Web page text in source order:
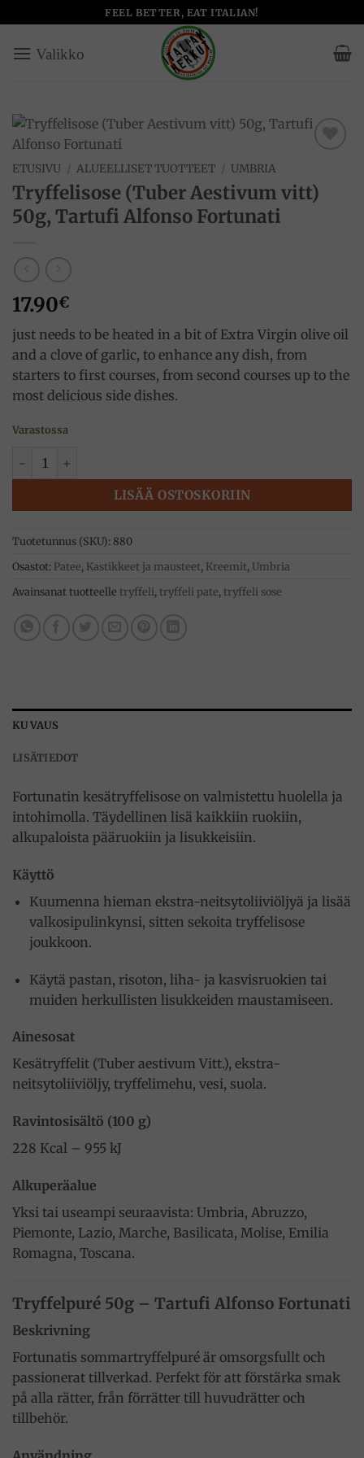
to
content
FEEL BETTER, EAT ITALIAN!
ETUSIVU / ALUEELLISET TUOTTEET / UMBRIA
Tryffelisose (Tuber Aestivum vitt)
50g, Tartufi Alfonso Fortunati
17.90€
just needs to be heated in a bit of Extra Virgin olive oil
and a clove of garlic, to enhance any dish, from
starters to first courses, from second courses up to the
most delicious side dishes.
Varastossa
Tryffelisose (Tuber Aestivum vitt) 50g, Tartufi Alfonso
LISÄÄ OSTOSKORIIN
Tuotetunnus (SKU): 880
Osastot: Patee, Kastikkeet ja mausteet, Kreemit, Umbria
Avainsanat tuotteelle tryffeli, tryffeli pate, tryffeli sose
KUVAUS
LISÄTIEDOT
Fortunatin kesätryffelisose on valmistettu huolella ja
intohimolla. Täydellinen lisä kaikkiin ruokiin,
alkupaloista pääruokiin ja lisukkeisiin.
Käyttö
Kuumenna hieman ekstra-neitsytoliiviöljyä ja lisää
valkosipulinkynsi, sitten sekoita tryffelisose
joukkoon.
Käytä pastan, risoton, liha- ja kasvisruokien tai
muiden herkullisten lisukkeiden maustamiseen.
Ainesosat
Kesätryffelit (Tuber aestivum Vitt.), ekstra-
neitsytoliiviöljy, tryffelimehu, vesi, suola.
Ravintosisältö (100 g)
228 Kcal – 955 kJ
Alkuperäalue
Yksi tai useampi seuraavista: Umbria, Abruzzo,
Piemonte, Lazio, Marche, Basilicata, Molise, Emilia
Romagna, Toscana.
Tryffelpuré 50g – Tartufi Alfonso Fortunati
Beskrivning
Fortunatis sommartryffelpuré är omsorgsfullt och
passionerat tillverkad. Perfekt för att förstärka smak
på alla rätter, från förrätter till huvudrätter och
tillbehör.